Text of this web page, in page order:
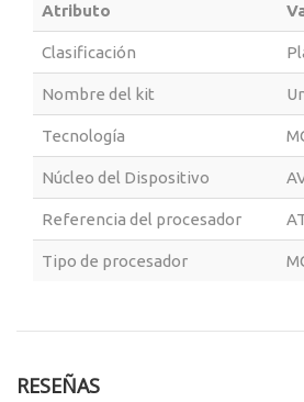
Atributo
Clasificación
Nombre del kit
Tecnología
Núcleo del Dispositivo
Referencia del procesador
Tipo de procesador
RESEÑAS